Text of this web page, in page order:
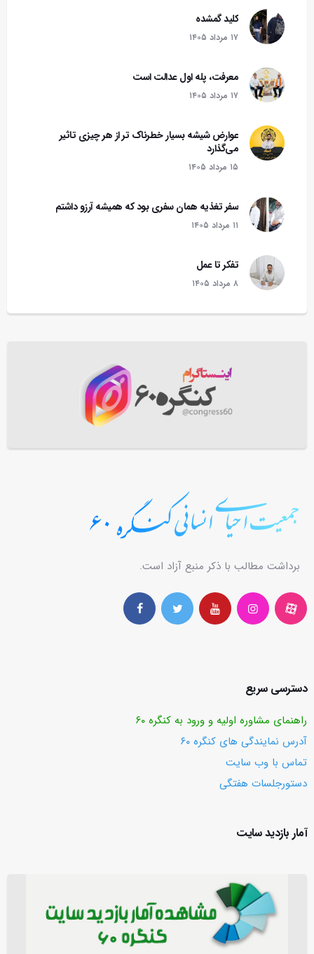
کلید گمشده
۱۷ مرداد ۱۴۰۵
معرفت، پله اول عدالت است
۱۷ مرداد ۱۴۰۵
عوارض شیشه بسیار خطرناک تر از هر چیزی تاثیر
می‌گذارد
۱۵ مرداد ۱۴۰۵
سفر تغذیه همان سفری بود که همیشه آرزو داشتم
۱۱ مرداد ۱۴۰۵
تفکر تا عمل
۸ مرداد ۱۴۰۵
برداشت مطالب با ذکر منبع آزاد است.
دسترسی سریع
راهنمای مشاوره اولیه و ورود به کنگره ۶۰
آدرس نمایندگی های کنگره ۶۰
تماس با وب ‌سایت
دستورجلسات هفتگی
آمار بازدید سایت